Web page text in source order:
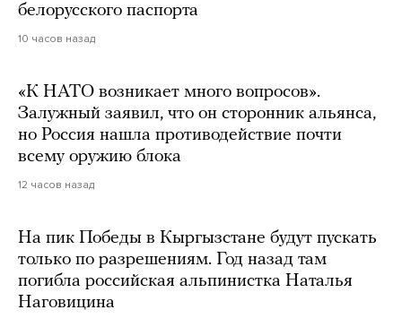
белорусского паспорта
10 часов назад
«К НАТО возникает много вопросов».
Залужный заявил, что он сторонник альянса,
но Россия нашла противодействие почти
всему оружию блока
12 часов назад
На пик Победы в Кыргызстане будут пускать
только по разрешениям. Год назад там
погибла российская альпинистка Наталья
Наговицина